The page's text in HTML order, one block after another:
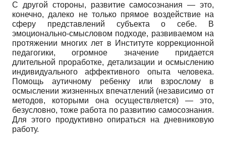
С другой стороны, развитие самосознания — это,
конечно, далеко не только прямое воздействие на
сферу представлений субъекта о себе. В
эмоционально-смысловом подходе, развиваемом на
протяжении многих лет в Институте коррекционной
педагогики, огромное значение придается
длительной проработке, детализации и осмыслению
индивидуального аффективного опыта человека.
Помощь аутичному ребенку или взрослому в
осмыслении жизненных впечатлений (независимо от
методов, которыми она осуществляется) — это,
безусловно, тоже работа по развитию самосознания.
Для этого продуктивно опираться на дневниковую
работу.